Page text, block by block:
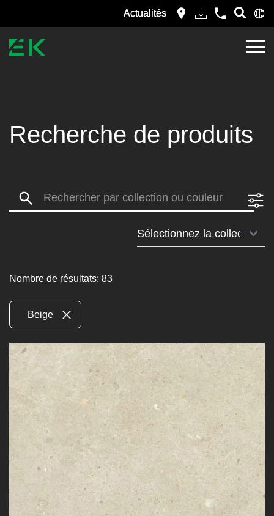
Actualités
Recherche de produits
Search:
Nombre de résultats: 83
Beige